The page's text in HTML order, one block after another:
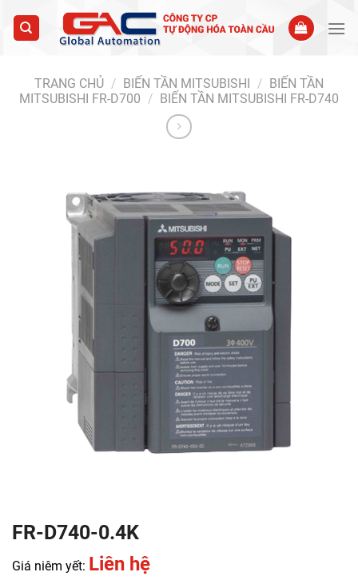
TRANG CHỦ / BIẾN TẦN MITSUBISHI / BIẾN TẦN
MITSUBISHI FR-D700 / BIẾN TẦN MITSUBISHI FR-D740
FR-D740-0.4K
Giá niêm yết: Liên hệ